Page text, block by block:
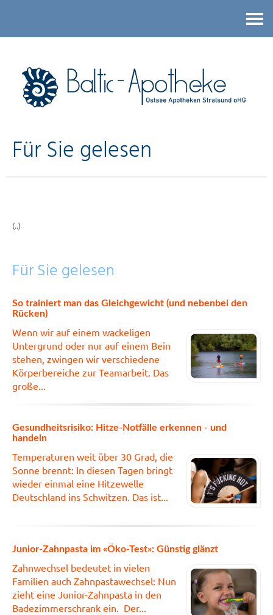
Für Sie gelesen
(..)
Für Sie gelesen
So trainiert man das Gleichgewicht (und nebenbei den
Rücken)
Wenn wir auf einem wackeligen
Untergrund oder nur auf einem Bein
stehen, zwingen wir verschiedene
Körperbereiche zur Teamarbeit. Das
große...
Gesundheitsrisiko: Hitze-Notfälle erkennen - und
handeln
Temperaturen weit über 30 Grad, die
Sonne brennt: In diesen Tagen bringt
wieder einmal eine Hitzewelle
Deutschland ins Schwitzen. Das ist...
Junior-Zahnpasta im «Öko-Test»: Günstig glänzt
Zahnwechsel bedeutet in vielen
Familien auch Zahnpastawechsel: Nun
zieht eine Junior-Zahnpasta in den
Badezimmerschrank ein. Der...